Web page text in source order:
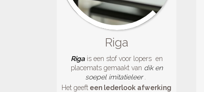
Riga
Rigais een stof voor lopers en
placemats gemaakt van dik en
soepel imitatieleer
Het geeft een lederlook afwerking